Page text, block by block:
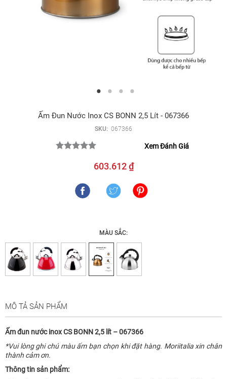
Ấm Đun Nước Inox CS BONN 2,5 Lít - 067366
SKU: 067366
Xem Đánh Giá
603.612 ₫
MÀU SẮC:
MÔ TẢ SẢN PHẨM
Ấm đun nước inox CS BONN 2,5 lít – 067366
*Vui lòng ghi chú màu ấm bạn chọn khi đặt hàng. Moriitalia xin chân
thành cảm ơn.
Thông tin sản phẩm: